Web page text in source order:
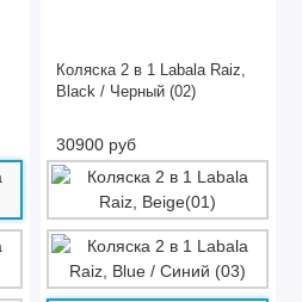
Коляска 2 в 1 Labala Raiz,
Black / Черный (02)
30900 руб